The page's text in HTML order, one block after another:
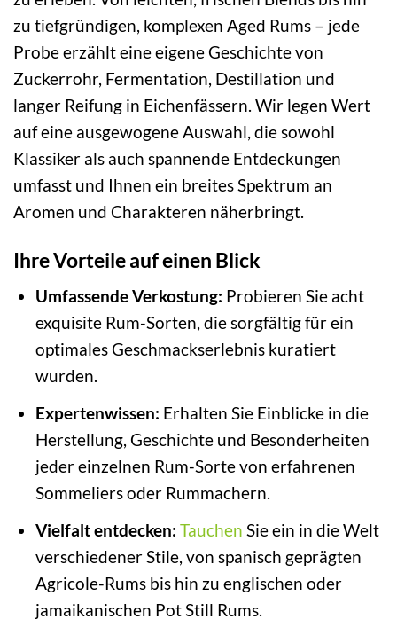
zu tiefgründigen, komplexen Aged Rums – jede
Probe erzählt eine eigene Geschichte von
Zuckerrohr, Fermentation, Destillation und
langer Reifung in Eichenfässern. Wir legen Wert
auf eine ausgewogene Auswahl, die sowohl
Klassiker als auch spannende Entdeckungen
umfasst und Ihnen ein breites Spektrum an
Aromen und Charakteren näherbringt.
Ihre Vorteile auf einen Blick
Umfassende Verkostung: Probieren Sie acht
exquisite Rum-Sorten, die sorgfältig für ein
optimales Geschmackserlebnis kuratiert
wurden.
Expertenwissen: Erhalten Sie Einblicke in die
Herstellung, Geschichte und Besonderheiten
jeder einzelnen Rum-Sorte von erfahrenen
Sommeliers oder Rummachern.
Vielfalt entdecken: Tauchen Sie ein in die Welt
verschiedener Stile, von spanisch geprägten
Agricole-Rums bis hin zu englischen oder
jamaikanischen Pot Still Rums.